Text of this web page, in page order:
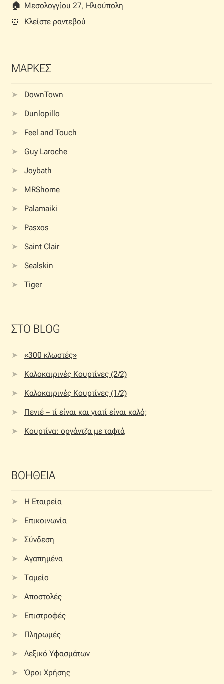
🏠︎ Μεσολογγίου 27, Ηλιούπολη
⏰︎
Κλείστε ραντεβού
ΜΑΡΚΕΣ
DownTown
Dunlopillo
Feel and Touch
Guy Laroche
Joybath
MRShome
Palamaiki
Pasxos
Saint Clair
Sealskin
Tiger
ΣΤΟ BLOG
«300 κλωστές»
Καλοκαιρινές Κουρτίνες (2/2)
Καλοκαιρινές Κουρτίνες (1/2)
Πενιέ – τί είναι και γιατί είναι καλό;
Κουρτίνα: οργάντζα με ταφτά
ΒΟΗΘΕΙΑ
Η Εταιρεία
Επικοινωνία
Σύνδεση
Αγαπημένα
Ταμείο
Αποστολές
Επιστροφές
Πληρωμές
Λεξικό Υφασμάτων
Όροι Χρήσης